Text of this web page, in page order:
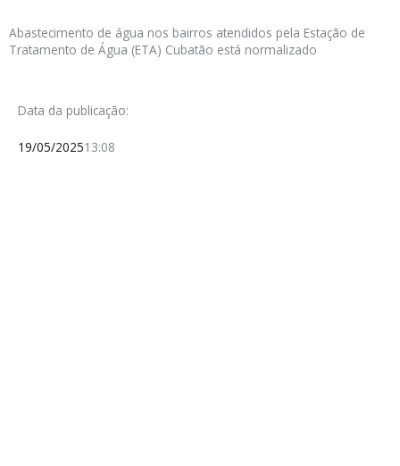
Abastecimento de água nos bairros atendidos pela Estação de
Tratamento de Água (ETA) Cubatão está normalizado
Data da publicação:
19/05/202513:08